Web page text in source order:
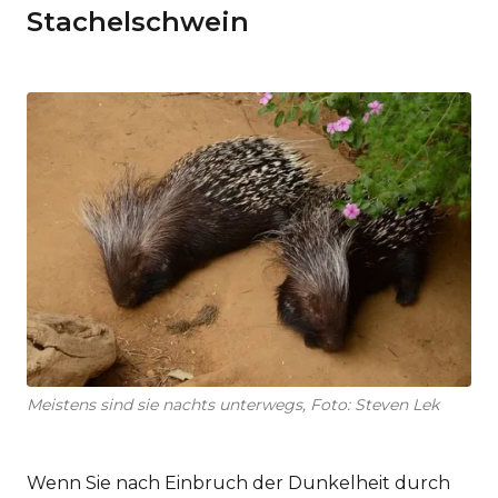
Stachelschwein
Meistens sind sie nachts unterwegs, Foto: Steven Lek
Wenn Sie nach Einbruch der Dunkelheit durch